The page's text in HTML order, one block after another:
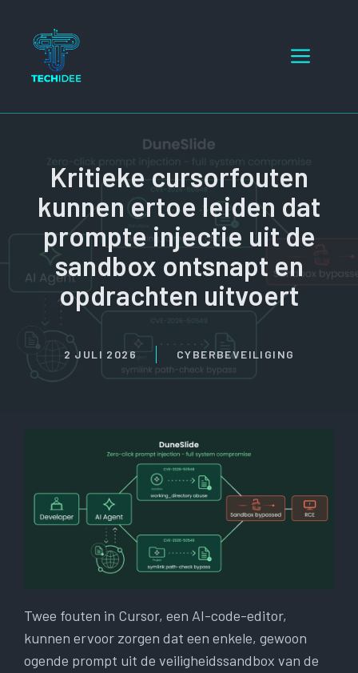
inhoud
Menu
Kritieke cursorfouten
kunnen ertoe leiden dat
prompte injectie uit de
sandbox ontsnapt en
opdrachten uitvoert
2 JULI 2026 CYBERBEVEILIGING
Twee fouten in Cursor, een AI-code-editor,
kunnen ervoor zorgen dat een enkele, gewoon
ogende prompt uit de veiligheidssandbox van de